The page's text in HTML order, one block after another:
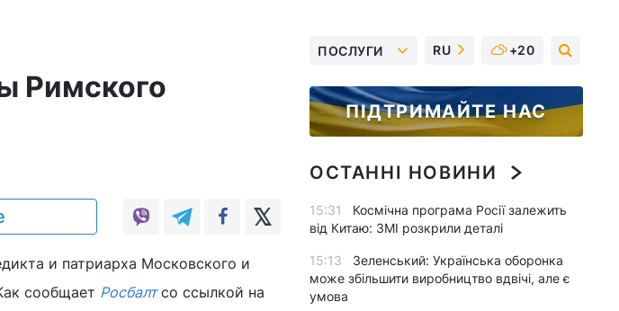
Римского
и патриарха Московского и
сообщает Росбалтсо ссылкой на
ПОСЛУГИ RU +20
ПІДТРИМАЙТЕ НАС
ОСТАННІ НОВИНИ
15:31
Космічна програма Росії залежить
від Китаю: ЗМІ розкрили деталі
15:13
Зеленський: Українська оборонка
може збільшити виробництво вдвічі, але є
умова